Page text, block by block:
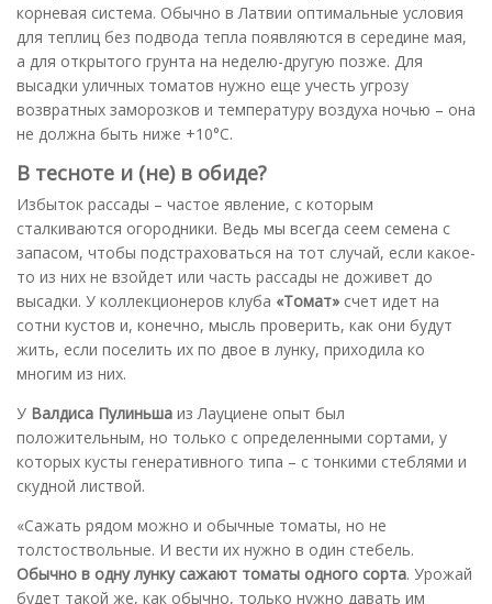
корневая система. Обычно в Латвии оптимальные условия
для теплиц без подвода тепла появляются в середине мая,
а для открытого грунта на неделю-другую позже. Для
высадки уличных томатов нужно еще учесть угрозу
возвратных заморозков и температуру воздуха ночью – она
не должна быть ниже +10°C.
В тесноте и (не) в обиде?
Избыток рассады – частое явление, с которым
сталкиваются огородники. Ведь мы всегда сеем семена с
запасом, чтобы подстраховаться на тот случай, если какое-
то из них не взойдет или часть рассады не доживет до
высадки. У коллекционеров клуба «Томат» счет идет на
сотни кустов и, конечно, мысль проверить, как они будут
жить, если поселить их по двое в лунку, приходила ко
многим из них.
У Валдиса Пулиньша из Лауциене опыт был
положительным, но только с определенными сортами, у
которых кусты генеративного типа – с тонкими стеблями и
скудной листвой.
«Сажать рядом можно и обычные томаты, но не
толстоствольные. И вести их нужно в один стебель.
Обычно в одну лунку сажают томаты одного сорта. Урожай
будет такой же, как обычно, только нужно давать им